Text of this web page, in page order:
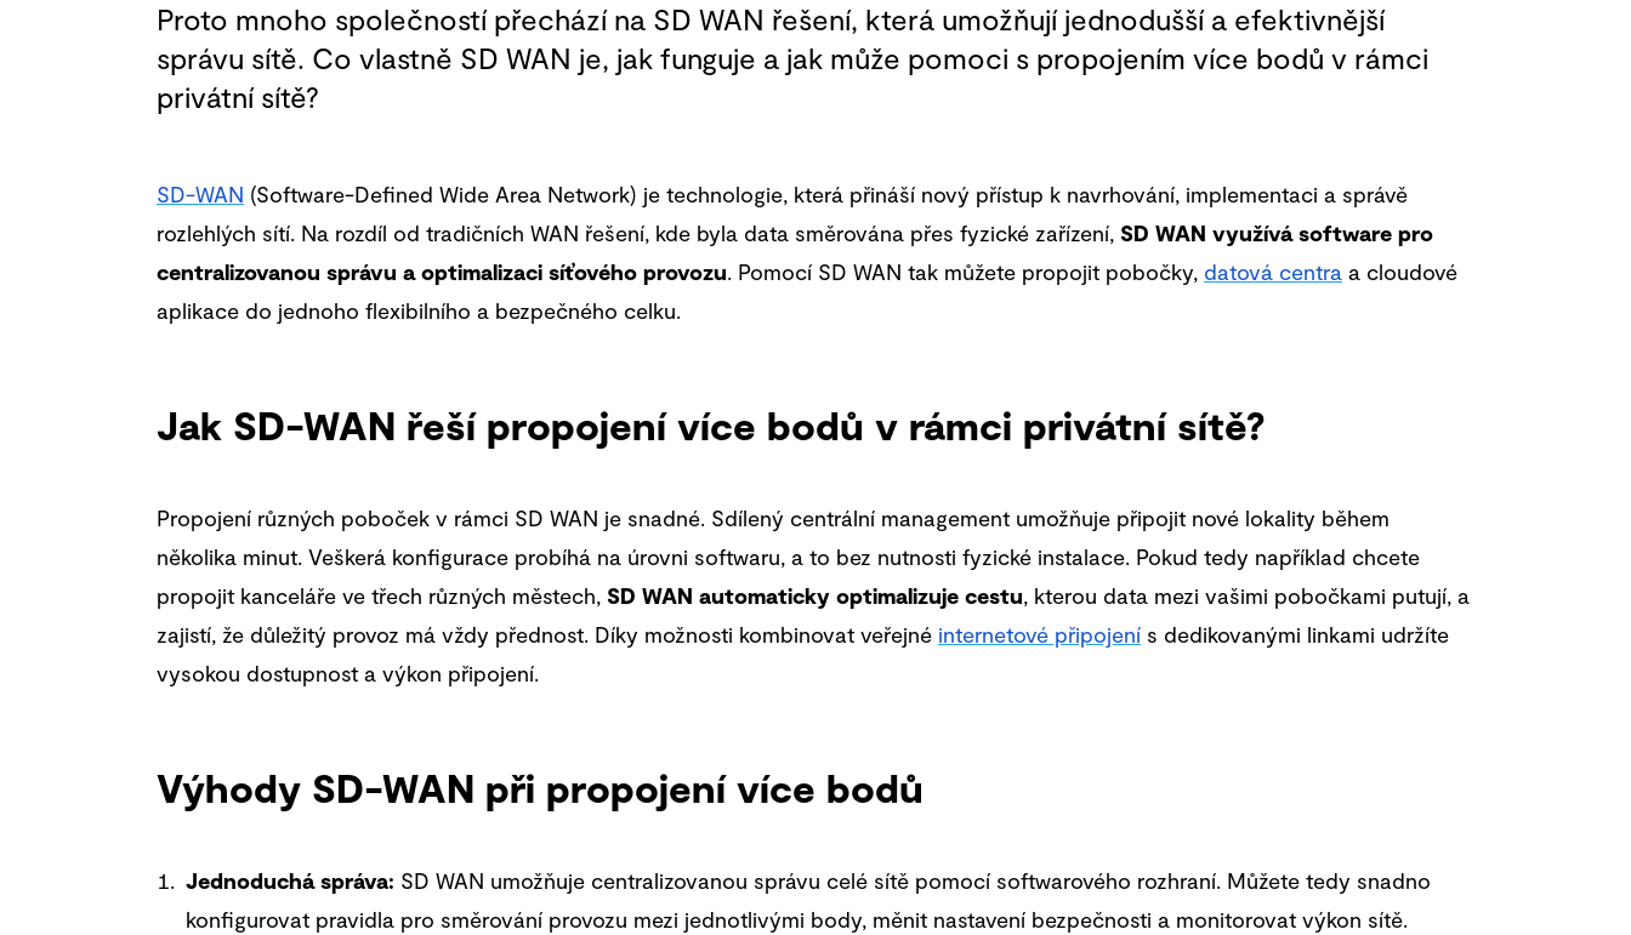
Proto mnoho společností přechází na SD WAN řešení, která umožňují jednodušší a efektivnější
správu sítě. Co vlastně SD WAN je, jak funguje a jak může pomoci s propojením více bodů v rámci
privátní sítě?
SD-WAN (Software-Defined Wide Area Network) je technologie, která přináší nový přístup k navrhování, implementaci a správě
rozlehlých sítí. Na rozdíl od tradičních WAN řešení, kde byla data směrována přes fyzické zařízení, SD WAN využívá software pro
centralizovanou správu a optimalizaci síťového provozu. Pomocí SD WAN tak můžete propojit pobočky, datová centra a cloudové
aplikace do jednoho flexibilního a bezpečného celku.
Jak SD-WAN řeší propojení více bodů v rámci privátní sítě?
Propojení různých poboček v rámci SD WAN je snadné. Sdílený centrální management umožňuje připojit nové lokality během
několika minut. Veškerá konfigurace probíhá na úrovni softwaru, a to bez nutnosti fyzické instalace. Pokud tedy například chcete
propojit kanceláře ve třech různých městech, SD WAN automaticky optimalizuje cestu, kterou data mezi vašimi pobočkami putují, a
zajistí, že důležitý provoz má vždy přednost. Díky možnosti kombinovat veřejné internetové připojení s dedikovanými linkami udržíte
vysokou dostupnost a výkon připojení.
Výhody SD-WAN při propojení více bodů
Jednoduchá správa: SD WAN umožňuje centralizovanou správu celé sítě pomocí softwarového rozhraní. Můžete tedy snadno
konfigurovat pravidla pro směrování provozu mezi jednotlivými body, měnit nastavení bezpečnosti a monitorovat výkon sítě.